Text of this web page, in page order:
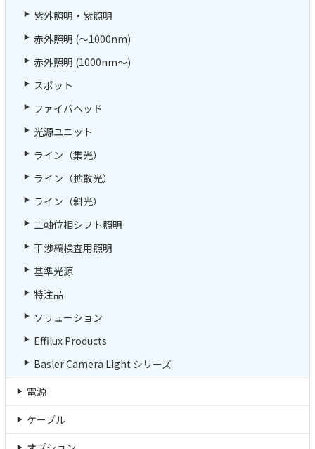
紫外照明・紫照明
赤外照明 (～1000nm)
赤外照明 (1000nm～)
スポット
ファイバヘッド
光源ユニット
ライン（集光）
ライン（拡散光）
ライン（斜光）
二軸位相シフト照明
干渉縞検査用照明
基準光源
特注品
ソリューション
Effilux Products
Basler Camera Light シリーズ
電源
ケーブル